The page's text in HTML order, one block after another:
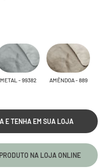
METAL - 99382 AMÊNDOA - 889
E TENHA EM SUA LOJA
NA LOJA ONLINE